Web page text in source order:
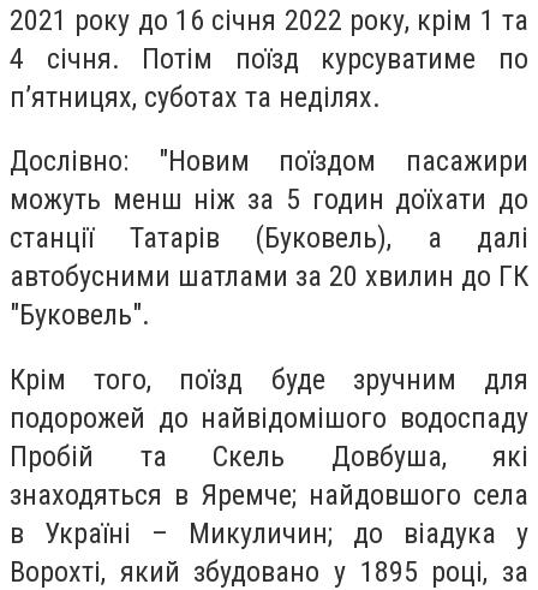
2021 року до 16 січня 2022 року, крім 1 та
4 січня. Потім поїзд курсуватиме по
п’ятницях, суботах та неділях.
Дослівно: "Новим поїздом пасажири
можуть менш ніж за 5 годин доїхати до
станції Татарів (Буковель), а далі
автобусними шатлами за 20 хвилин до ГК
"Буковель".
Крім того, поїзд буде зручним для
подорожей до найвідомішого водоспаду
Пробій та Скель Довбуша, які
знаходяться в Яремче; найдовшого села
в Україні – Микуличин; до віадука у
Ворохті, який збудовано у 1895 році, за